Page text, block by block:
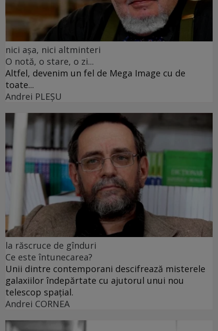
nici așa, nici altminteri
O notă, o stare, o zi...
Altfel, devenim un fel de Mega Image cu de
toate...
Andrei PLEŞU
la răscruce de gînduri
Ce este întunecarea?
Unii dintre contemporani descifrează misterele
galaxiilor îndepărtate cu ajutorul unui nou
telescop spațial.
Andrei CORNEA